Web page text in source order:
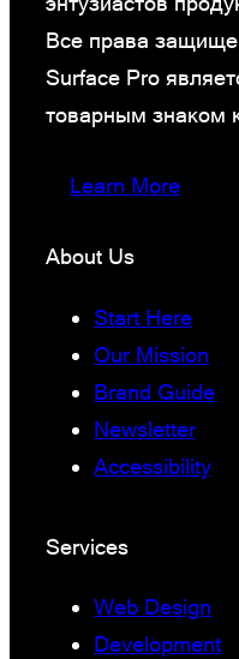
Все права
Surface Pro
товарным знаком
Learn More
About Us
Start Here
Our Mission
Brand Guide
Newsletter
Accessibility
Services
Web Design
Development